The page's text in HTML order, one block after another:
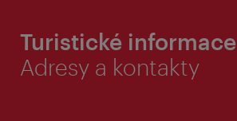
Turistické informace
Adresy a kontakty